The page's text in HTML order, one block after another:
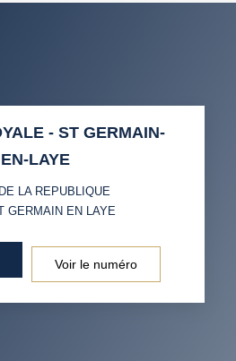
PART DES MÉNAGES SANS
VOITURE
SUPERFICIE :
ECOLES ET CRÈCHES
COMMERCES
- ST GERMAIN-
EN-LAYE
LA REPUBLIQUE
GERMAIN EN LAYE
Voir le numéro